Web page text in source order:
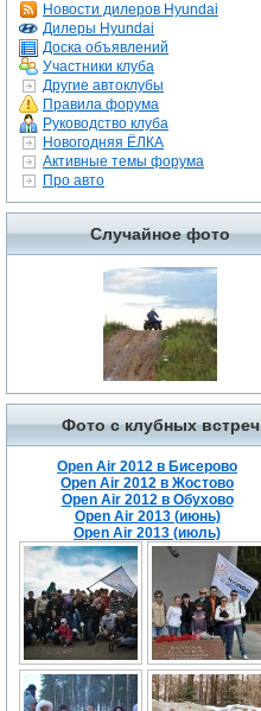
Новости дилеров Hyundai
Дилеры Hyundai
Доска объявлений
Участники клуба
Другие автоклубы
Правила форума
Руководство клуба
Новогодняя ЁЛКА
Активные темы форума
Про авто
Случайное фото
Фото с клубных встреч
Open Air 2012 в Бисерово
Open Air 2012 в Жостово
Open Air 2012 в Обухово
Open Air 2013 (июнь)
Open Air 2013 (июль)